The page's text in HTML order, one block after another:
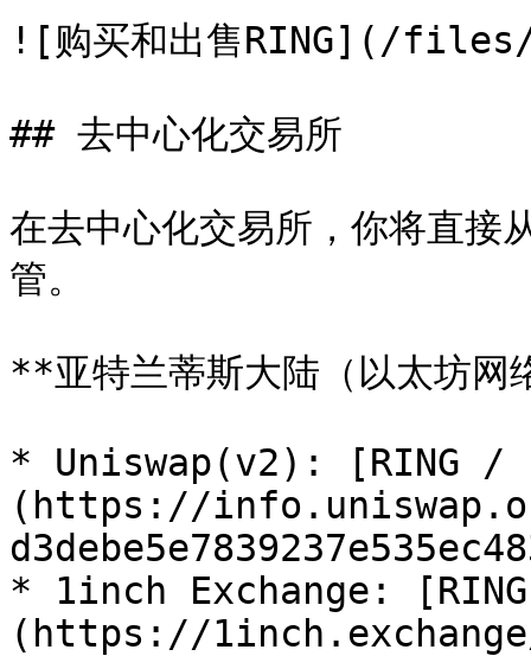
![购买和出售RING](/
## 去中心化交易所
在去中心化交易所，你将直接
管。
**亚特兰蒂斯大陆（以太坊
* Uniswap(v2): [RING /
(https://
* 1inch Exchange:
(https://